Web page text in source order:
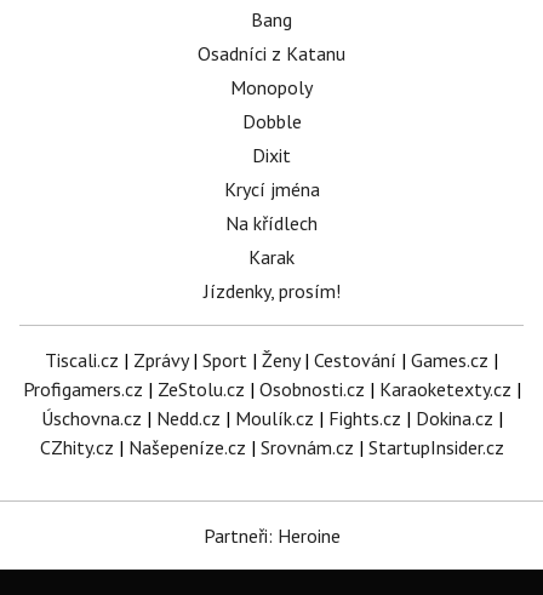
Bang
Osadníci z Katanu
Monopoly
Dobble
Dixit
Krycí jména
Na křídlech
Karak
Jízdenky, prosím!
Tiscali.cz | Zprávy| Sport | Ženy| Cestování | Games.cz |
Profigamers.cz | ZeStolu.cz | Osobnosti.cz | Karaoketexty.cz |
Úschovna.cz | Nedd.cz | Moulík.cz | Fights.cz | Dokina.cz |
CZhity.cz | Našepeníze.cz | Srovnám.cz | StartupInsider.cz
Partneři: Heroine